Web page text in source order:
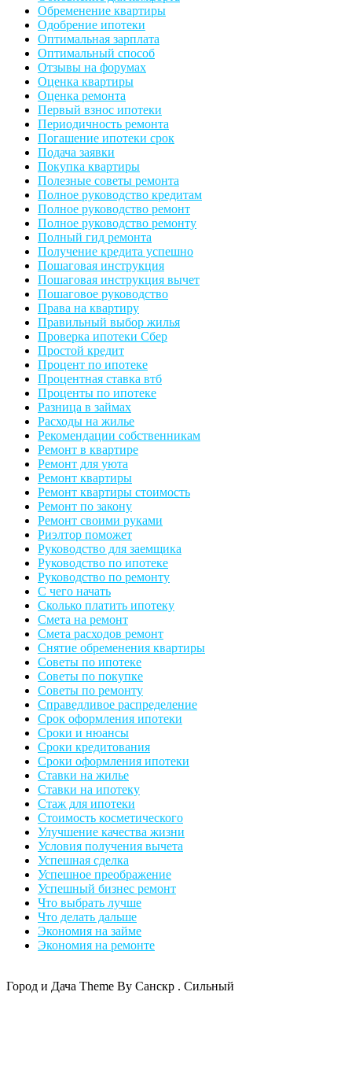
Обременение квартиры
Одобрение ипотеки
Оптимальная зарплата
Оптимальный способ
Отзывы на форумах
Оценка квартиры
Оценка ремонта
Первый взнос ипотеки
Периодичность ремонта
Погашение ипотеки срок
Подача заявки
Покупка квартиры
Полезные советы ремонта
Полное руководство кредитам
Полное руководство ремонт
Полное руководство ремонту
Полный гид ремонта
Получение кредита успешно
Пошаговая инструкция
Пошаговая инструкция вычет
Пошаговое руководство
Права на квартиру
Правильный выбор жилья
Проверка ипотеки Сбер
Простой кредит
Процент по ипотеке
Процентная ставка втб
Проценты по ипотеке
Разница в займах
Расходы на жилье
Рекомендации собственникам
Ремонт в квартире
Ремонт для уюта
Ремонт квартиры
Ремонт квартиры стоимость
Ремонт по закону
Ремонт своими руками
Риэлтор поможет
Руководство для заемщика
Руководство по ипотеке
Руководство по ремонту
С чего начать
Сколько платить ипотеку
Смета на ремонт
Смета расходов ремонт
Снятие обременения квартиры
Советы по ипотеке
Советы по покупке
Советы по ремонту
Справедливое распределение
Срок оформления ипотеки
Сроки и нюансы
Сроки кредитования
Сроки оформления ипотеки
Ставки на жилье
Ставки на ипотеку
Стаж для ипотеки
Стоимость косметического
Улучшение качества жизни
Условия получения вычета
Успешная сделка
Успешное преображение
Успешный бизнес ремонт
Что выбрать лучше
Что делать дальше
Экономия на займе
Экономия на ремонте
Город и Дача Theme By Санскр . Сильный